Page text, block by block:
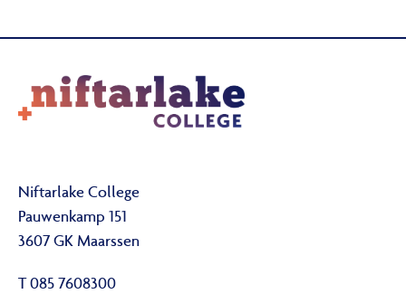
Niftarlake College
Pauwenkamp 151
3607 GK Maarssen
T 085 7608300